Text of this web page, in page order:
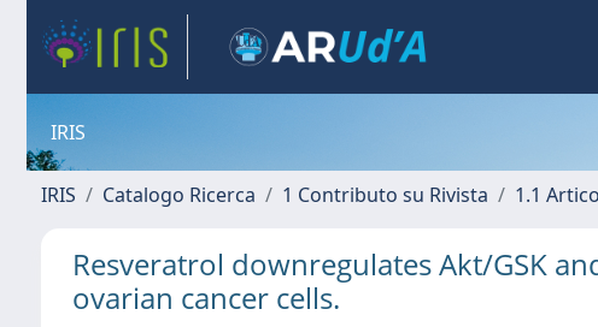
IRIS
IRIS Catalogo Ricerca 1 Contributo su Rivista 1.1
Resveratrol downregulates Akt/GSK
ovarian cancer cells.